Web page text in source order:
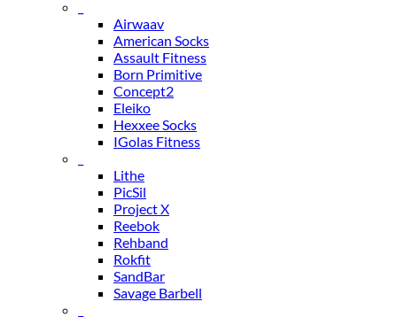
Airwaav
American Socks
Assault Fitness
Born Primitive
Concept2
Eleiko
Hexxee Socks
IGolas Fitness
Lithe
PicSil
Project X
Reebok
Rehband
Rokfit
SandBar
Savage Barbell